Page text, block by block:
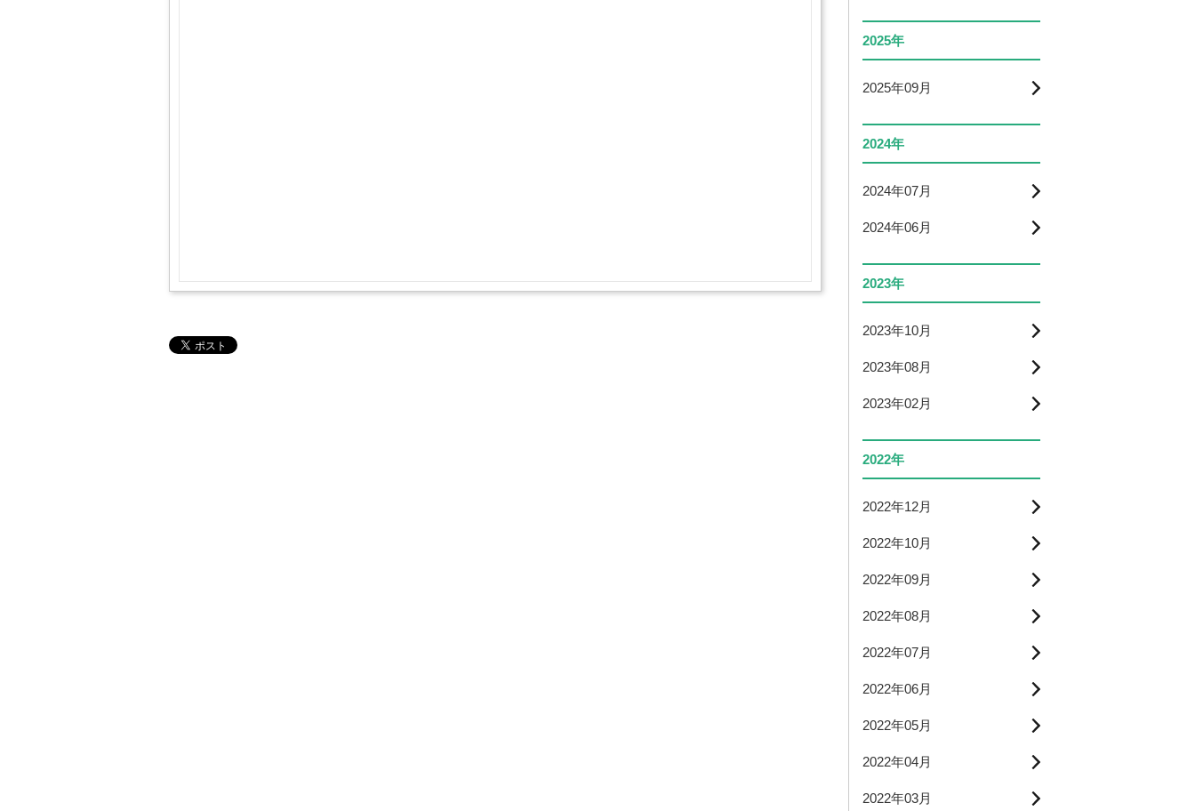
2025年
2025年09月
2024年
2024年07月
2024年06月
2023年
2023年10月
2023年08月
2023年02月
2022年
2022年12月
2022年10月
2022年09月
2022年08月
2022年07月
2022年06月
2022年05月
2022年04月
2022年03月